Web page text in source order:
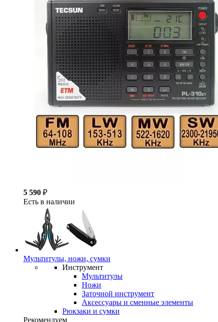
5 590 ₽
Есть в наличии
Мультитулы, ножи, сумки
Инструмент
Мультитулы
Ножи
Заточной инструмент
Аксессуары и сменные элементы
Рюкзаки и сумки
Рекомендуем